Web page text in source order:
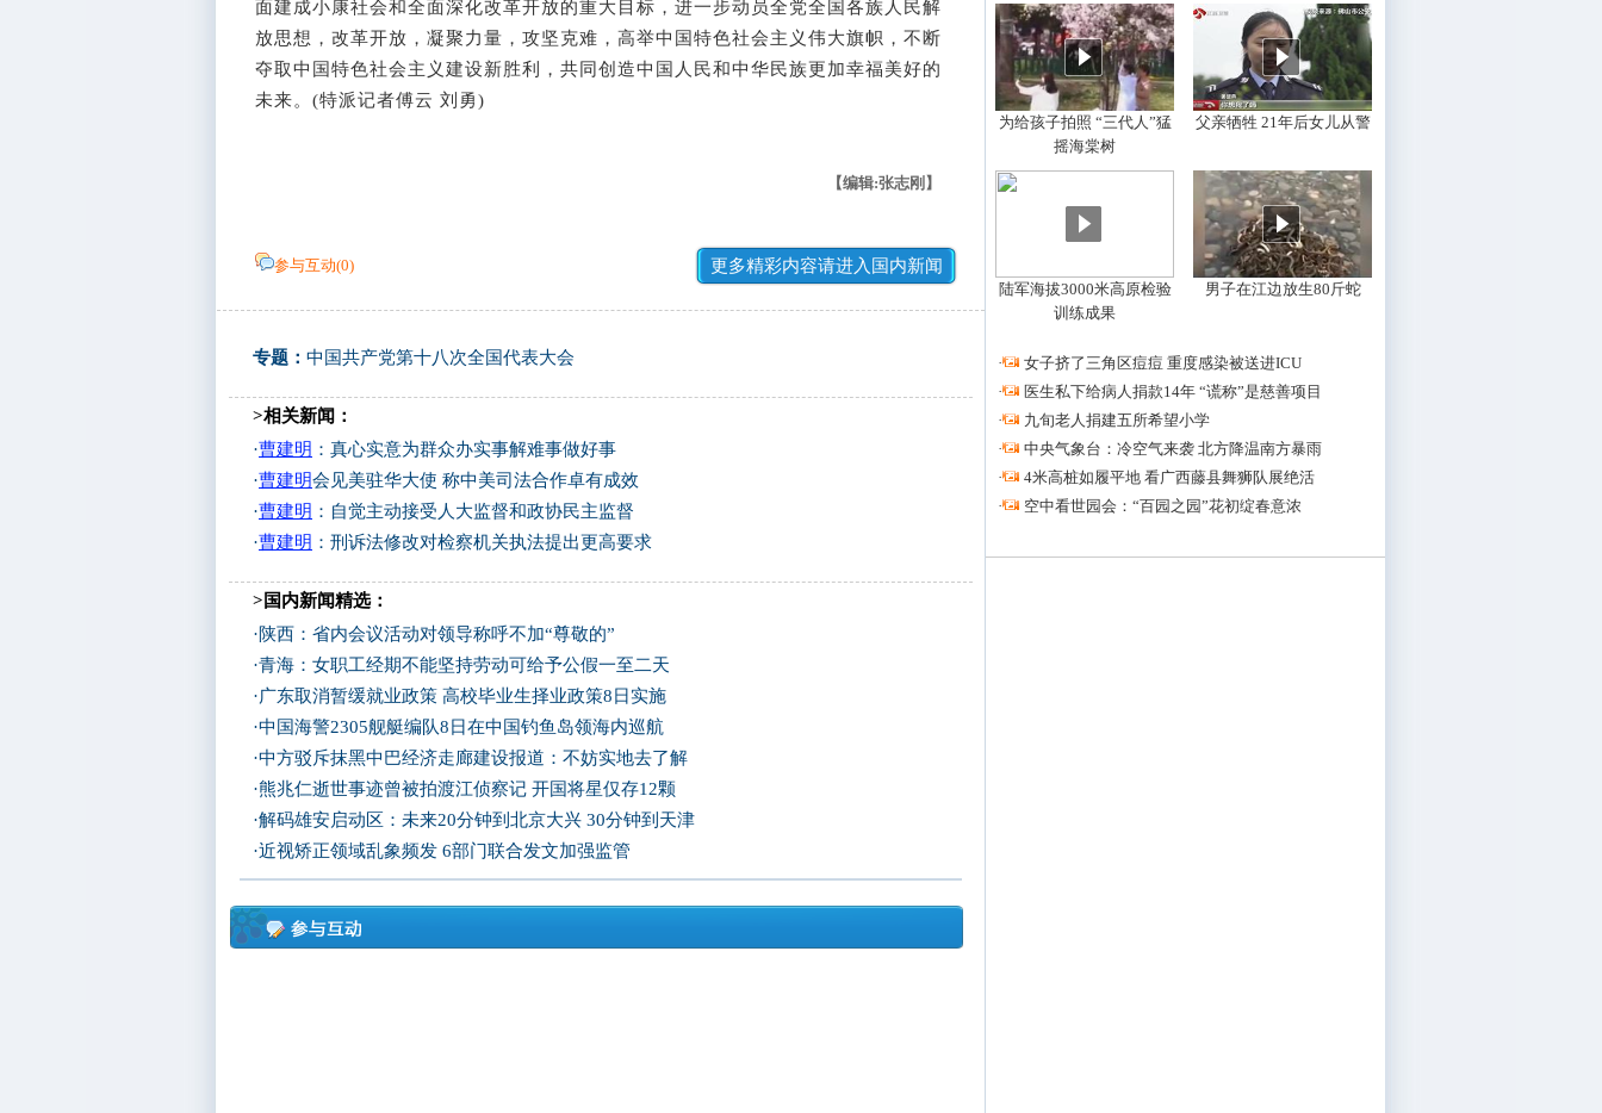
面建成小康社会和全面深化改革开放的重大目标，进一步动员全党全国各族人民解
放思想，改革开放，凝聚力量，攻坚克难，高举中国特色社会主义伟大旗帜，不断
夺取中国特色社会主义建设新胜利，共同创造中国人民和中华民族更加幸福美好的
未来。(特派记者傅云 刘勇)
【编辑:张志刚】
参与互动(0) 更多精彩内容请进入国内新闻
专题： 中国共产党第十八次全国代表大会
>相关新闻：
·曹建明 ：真心实意为群众办实事解难事做好事
·曹建明会见美驻华大使 称中美司法合作卓有成效
·曹建明 ：自觉主动接受人大监督和政协民主监督
·曹建明 ：刑诉法修改对检察机关执法提出更高要求
>国内新闻精选：
·陕西：省内会议活动对领导称呼不加“尊敬的”
·青海：女职工经期不能坚持劳动可给予公假一至二天
·广东取消暂缓就业政策 高校毕业生择业政策8日实施
·中国海警2305舰艇编队8日在中国钓鱼岛领海内巡航
·中方驳斥抹黑中巴经济走廊建设报道：不妨实地去了解
·熊兆仁逝世事迹曾被拍渡江侦察记 开国将星仅存12颗
·解码雄安启动区：未来20分钟到北京大兴 30分钟到天津
·近视矫正领域乱象频发 6部门联合发文加强监管
为给孩子拍照 “三代人”猛
摇海棠树
父亲牺牲 21年后女儿从警
陆军海拔3000米高原检验
训练成果
男子在江边放生80斤蛇
·
女子挤了三角区痘痘 重度感染被送进ICU
·
医生私下给病人捐款14年 “谎称”是慈善项目
·
九旬老人捐建五所希望小学
·
中央气象台：冷空气来袭 北方降温南方暴雨
·
4米高桩如履平地 看广西藤县舞狮队展绝活
·
空中看世园会：“百园之园”花初绽春意浓